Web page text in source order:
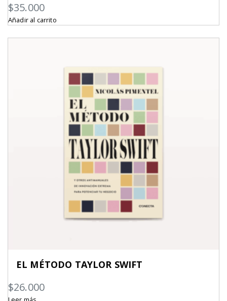
$35.000
Añadir al carrito
EL MÉTODO TAYLOR SWIFT
$26.000